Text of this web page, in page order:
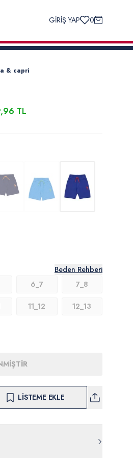
GİRİŞ YAP 0
& capri
TL
Beden Rehberi
6_7 7_8
11_12 12_13
LISTEME EKLE